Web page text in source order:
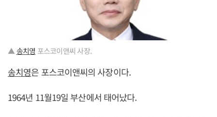
▲송치영 포스코이앤씨 사장.
송치영은 포스코이앤씨의 사장이다.
1964년 11월19일 부산에서 태어났다.